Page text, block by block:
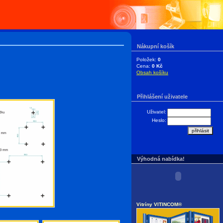
Nákupní košík
Položek: 0
Cena: 0 Kč
Obsah košíku
Přihlášení uživatele
Uživatel:
Heslo:
Výhodná nabídka!
Vitríny VITINCOM®